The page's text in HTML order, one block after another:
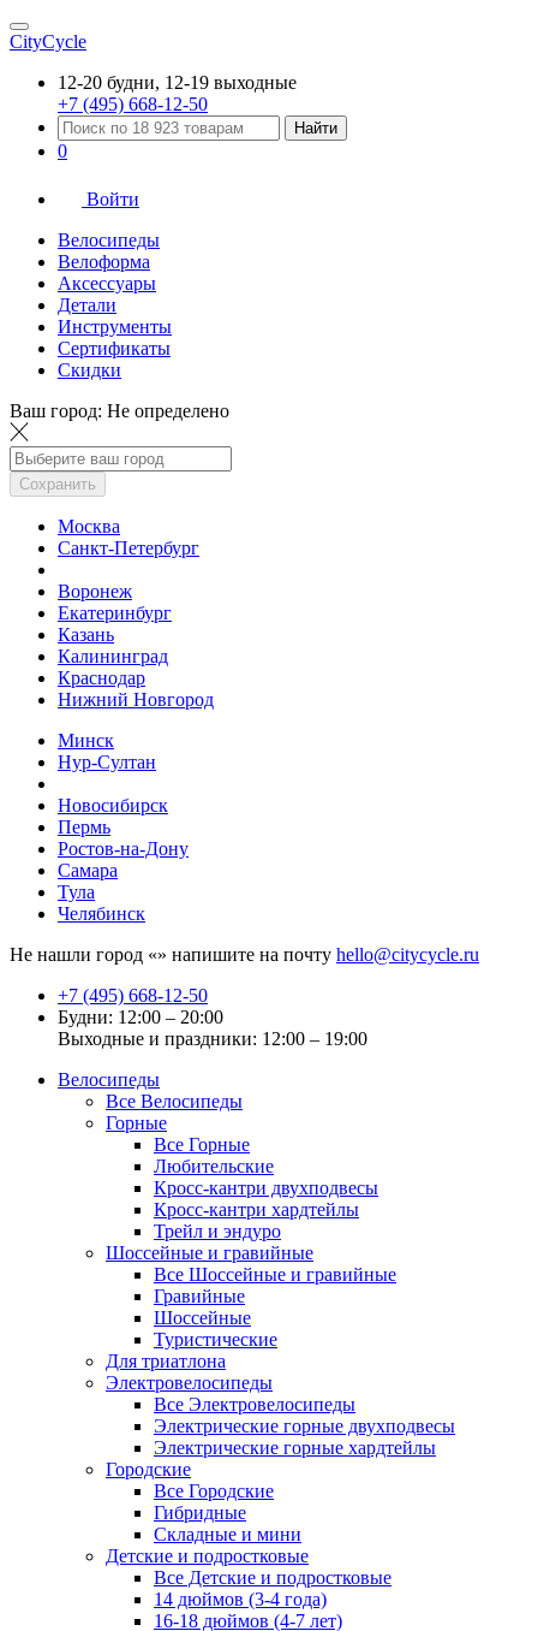
CityCycle
12-20 будни, 12-19 выходные
+7 (495) 668-12-50
Найти
0
Войти
Велосипеды
Велоформа
Аксессуары
Детали
Инструменты
Сертификаты
Скидки
Ваш город: Не определено
Сохранить
Москва
Санкт-Петербург
Воронеж
Екатеринбург
Казань
Калининград
Краснодар
Нижний Новгород
Минск
Нур-Султан
Новосибирск
Пермь
Ростов-на-Дону
Самара
Тула
Челябинск
Не нашли город «» напишите на почту hello@citycycle.ru
+7 (495) 668-12-50
Будни: 12:00 – 20:00
Выходные и праздники: 12:00 – 19:00
Велосипеды
Все Велосипеды
Горные
Все Горные
Любительские
Кросс-кантри двухподвесы
Кросс-кантри хардтейлы
Трейл и эндуро
Шоссейные и гравийные
Все Шоссейные и гравийные
Гравийные
Шоссейные
Туристические
Для триатлона
Электровелосипеды
Все Электровелосипеды
Электрические горные двухподвесы
Электрические горные хардтейлы
Городские
Все Городские
Гибридные
Складные и мини
Детские и подростковые
Все Детские и подростковые
14 дюймов (3-4 года)
16-18 дюймов (4-7 лет)